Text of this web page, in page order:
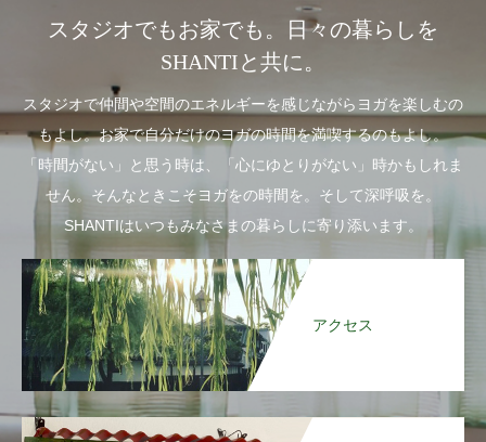
スタジオでもお家でも。日々の暮らしを
SHANTIと共に。
スタジオで仲間や空間のエネルギーを感じながらヨガを楽しむの
もよし。お家で自分だけのヨガの時間を満喫するのもよし。
「時間がない」と思う時は、「心にゆとりがない」時かもしれま
せん。そんなときこそヨガをの時間を。そして深呼吸を。
SHANTIはいつもみなさまの暮らしに寄り添います。
アクセス